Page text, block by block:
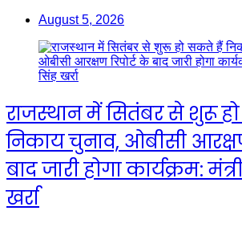
August 5, 2026
राजस्थान में सितंबर से शुरू
निकाय चुनाव, ओबीसी
बाद जारी होगा कार्यक्रम:
खर्रा